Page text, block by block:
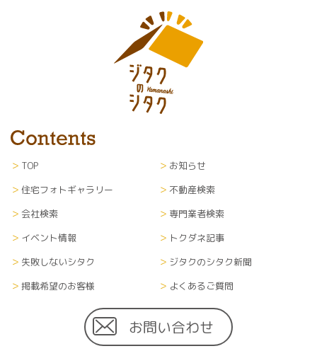
TOP
お知らせ
住宅フォトギャラリー
不動産検索
会社検索
専門業者検索
イベント情報
トクダネ記事
失敗しないシタク
ジタクのシタク新聞
掲載希望のお客様
よくあるご質問
お問い合わせ